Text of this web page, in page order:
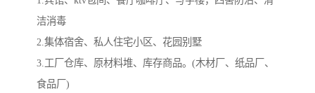
洁消毒
2.集体宿舍、私人住宅小区、花园别墅
3.工厂仓库、原材料堆、库存商品。(木材厂、纸品厂、
食品厂)